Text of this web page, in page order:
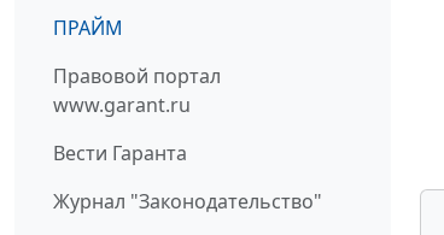
ПРАЙМ
Правовой портал
www.garant.ru
Вести Гаранта
Журнал "Законодательство"